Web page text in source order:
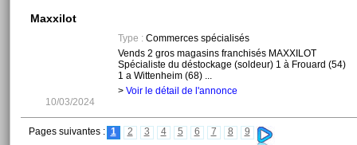
Maxxilot
10/03/2024
Type :Commerces spécialisés
Vends 2 gros magasins franchisés MAXXILOT
Spécialiste du déstockage (soldeur) 1 à Frouard (54)
1 a Wittenheim (68) ...
> Voir le détail de l'annonce
Pages suivantes : 1 2 3 4 5 6 7 8 9